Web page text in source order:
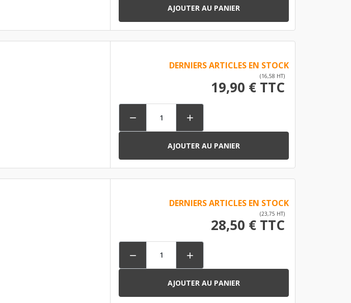
AJOUTER AU PANIER
DERNIERS ARTICLES EN STOCK
(16,58 HT)
19,90 € TTC
 
AJOUTER AU PANIER
DERNIERS ARTICLES EN STOCK
(23,75 HT)
28,50 € TTC
 
AJOUTER AU PANIER